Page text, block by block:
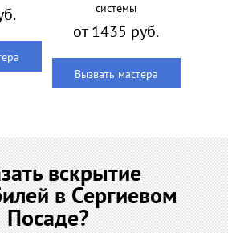
системы
от 1435 руб.
Вызвать мастера
вскрытие
в Сергиевом
Посаде?